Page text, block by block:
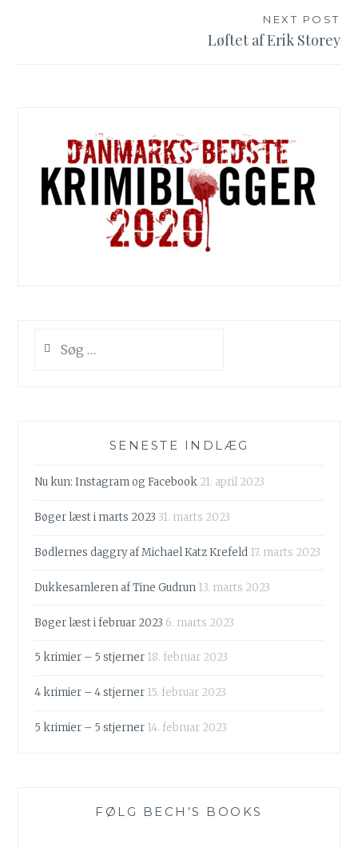
NEXT POST
Løftet af Erik Storey
efter:
SENESTE INDLÆG
Nu kun: Instagram og Facebook 21. april 2023
Bøger læst i marts 2023 31. marts 2023
Bødlernes daggry af Michael Katz Krefeld 17. marts 2023
Dukkesamleren af Tine Gudrun 13. marts 2023
Bøger læst i februar 2023 6. marts 2023
5 krimier – 5 stjerner 18. februar 2023
4 krimier – 4 stjerner 15. februar 2023
5 krimier – 5 stjerner 14. februar 2023
FØLG BECH’S BOOKS